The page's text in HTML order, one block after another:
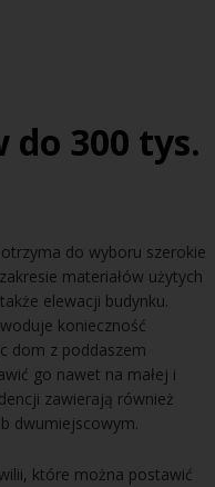
300 tys.
do wyboru szerokie
materiałów użytych
elewacji budynku.
konieczność
dom z poddaszem
go nawet na małej i
zawierają również
dwumiejscowym.
które można postawić